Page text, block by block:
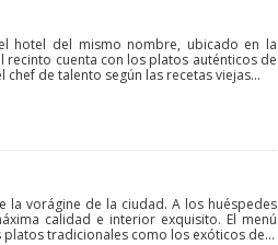
hotel del mismo nombre, ubicado en la
recinto cuenta con los platos auténticos de
de talento según las recetas viejas...
la vorágine de la ciudad. A los huéspedes
calidad e interior exquisito. El menú
tradicionales como los exóticos de...